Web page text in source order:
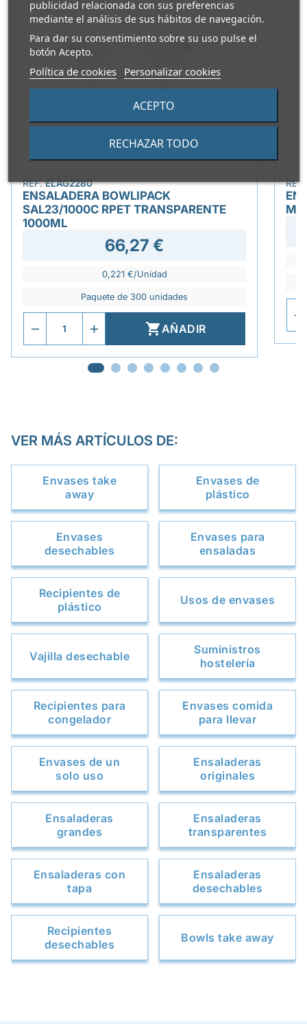
publicidad relacionada con sus preferencias
mediante el análisis de sus hábitos de navegación.
Para dar su consentimiento sobre su uso pulse el
botón Acepto.
Política de cookies Personalizar cookies
RECHAZAR TODO
ACEPTO
REF.ELAG2280
ENSALADERA BOWLIPACK
SAL23/1000C RPET TRANSPARENTE
1000ML
66,27 €
0,221 €/Unidad
Paquete de 300 unidades
AÑADIR
VER MÁS ARTÍCULOS DE:
Envases take
away
Envases de
plástico
Envases
desechables
Envases para
ensaladas
Recipientes de
plástico
Usos de envases
Vajilla desechable
Suministros
hostelería
Recipientes para
congelador
Envases comida
para llevar
Envases de un
solo uso
Ensaladeras
originales
Ensaladeras
grandes
Ensaladeras
transparentes
Ensaladeras con
tapa
Ensaladeras
desechables
Recipientes
desechables
Bowls take away